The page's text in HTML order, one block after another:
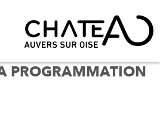
PROGRAMMATION